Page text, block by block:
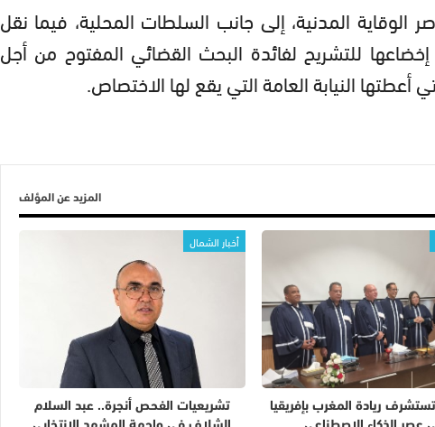
المدنية، إلى جانب السلطات المحلية، فيما نقل
للتشريح لفائدة البحث القضائي المفتوح من أجل
أعطتها النيابة العامة التي يقع لها الاختصاص.
المزيد عن المؤلف
ريادة المغرب بإفريقيا
أخبار الشمال
تشريعيات الفحص أنجرة.. عبد السلام